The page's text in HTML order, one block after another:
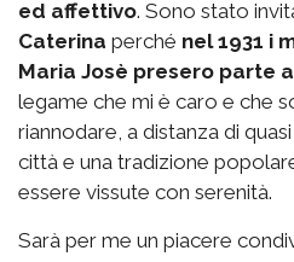
ed affettivo. Sono stato
Caterina perché nel 1931 i
Maria Josè presero parte
legame che mi è caro e che
riannodare, a distanza di
città e una tradizione
essere vissute con serenità.
Sarà per me un piacere